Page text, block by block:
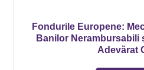
Fondurile Europene:
Banilor Nerambursabili
Adevărat